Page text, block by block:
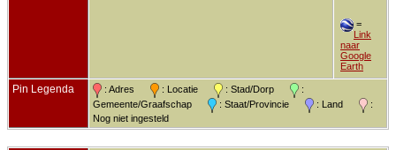
=
Link
naar
Google
Earth
Pin Legenda : Adres : Locatie : Stad/Dorp
:
Gemeente/Graafschap
: Staat/Provincie : Land
:
Nog niet ingesteld